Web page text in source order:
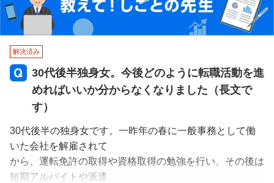
解決済み
30代後半独身女。今後どのように転職活動を進
めればいいか分からなくなりました（長文で
す）
30代後半の独身女です。一昨年の春に一般事務として働
いた会社を解雇されて
から、運転免許の取得や資格取得の勉強を行い、その後は
短期アルバイトや派遣